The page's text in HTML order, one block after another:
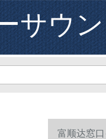
サウ
富顺达窓